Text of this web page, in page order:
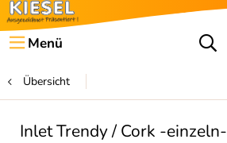
Menü
Übersicht
Inlet Trendy / Cork -einzeln-